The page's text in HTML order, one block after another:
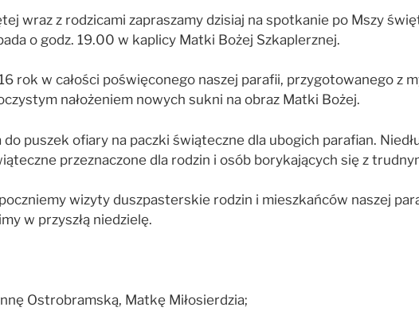
wraz z rodzicami zapraszamy dzisiaj na spotkanie po Mszy
o godz. 19.00 w kaplicy Matki Bożej Szkaplerznej.
rok w całości poświęconego naszej parafii, przygotowanego z
nałożeniem nowych sukni na obraz Matki Bożej.
puszek ofiary na paczki świąteczne dla ubogich parafian.
przeznaczone dla rodzin i osób borykających się z
wizyty duszpasterskie rodzin i mieszkańców naszej
w przyszłą niedzielę.
Ostrobramską, Matkę Miłosierdzia;